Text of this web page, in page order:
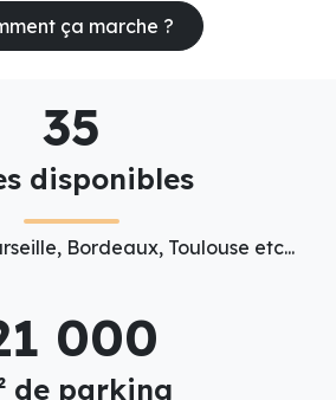
ça marche ?
35
disponibles
Bordeaux, Toulouse etc...
000
de parking